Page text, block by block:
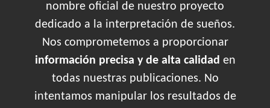
nombre oficial de nuestro proyecto
dedicado a la interpretación de sueños.
Nos comprometemos a proporcionar
información precisa y de alta calidad en
todas nuestras publicaciones. No
intentamos manipular los resultados de